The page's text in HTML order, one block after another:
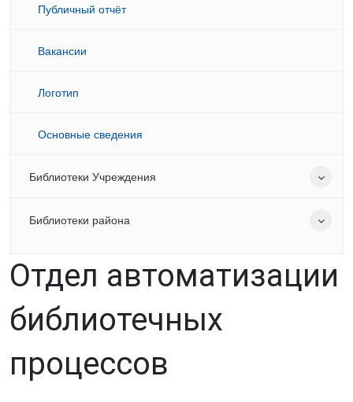
Публичный отчёт
Вакансии
Логотип
Основные сведения
Библиотеки Учреждения
Библиотеки района
Отдел автоматизации
библиотечных
процессов